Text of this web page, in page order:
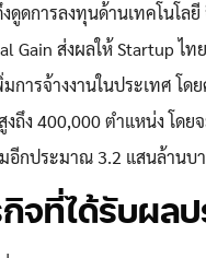
ดูดการลงทุนด้านเทคโนโลยี
Gain ส่งผลให้ Startup ไท
การจ้างงานในประเทศ โด
งถึง 400,000 ตำแหน่ง โดย
อีกประมาณ 3.2 แสนล้านบ
จที่ได้รับผลป